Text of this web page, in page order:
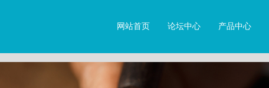
网站首页 论坛中心 产品中心